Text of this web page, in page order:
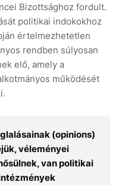
Bizottsághoz fordult.
politikai indokokhoz
értelmezhetetlen
rendben súlyosan
elő, amely a
működését
(opinions)
véleményei
van politikai